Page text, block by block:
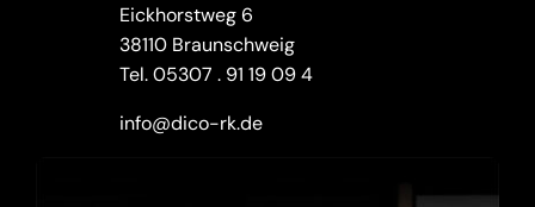
Eickhorstweg 6
38110 Braunschweig
Tel.05307 . 91 19 09 4
info@dico-rk.de